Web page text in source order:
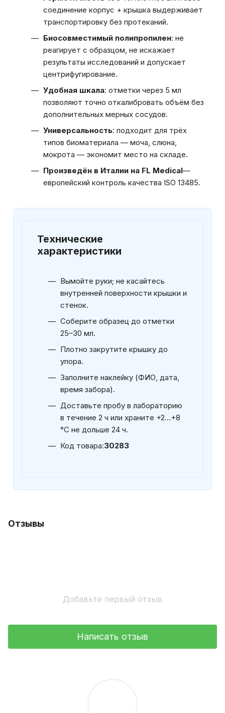
соединение корпус + крышка выдерживает
транспортировку без протеканий.
Биосовместимый полипропилен: не
реагирует с образцом, не искажает
результаты исследований и допускает
центрифугирование.
Удобная шкала: отметки через 5 мл
позволяют точно откалибровать объём без
дополнительных мерных сосудов.
Универсальность: подходит для трёх
типов биоматериала — моча, слюна,
мокрота — экономит место на складе.
Произведён в Италии на FL Medical—
европейский контроль качества ISO 13485.
Технические
характеристики
Вымойте руки; не касайтесь
внутренней поверхности крышки и
стенок.
Соберите образец до отметки
25–30 мл.
Плотно закрутите крышку до
упора.
Заполните наклейку (ФИО, дата,
время забора).
Доставьте пробу в лабораторию
в течение 2 ч или храните +2…+8
°C не дольше 24 ч.
Код товара:30283
Отзывы
Добавьте первый отзыв
Написать отзыв